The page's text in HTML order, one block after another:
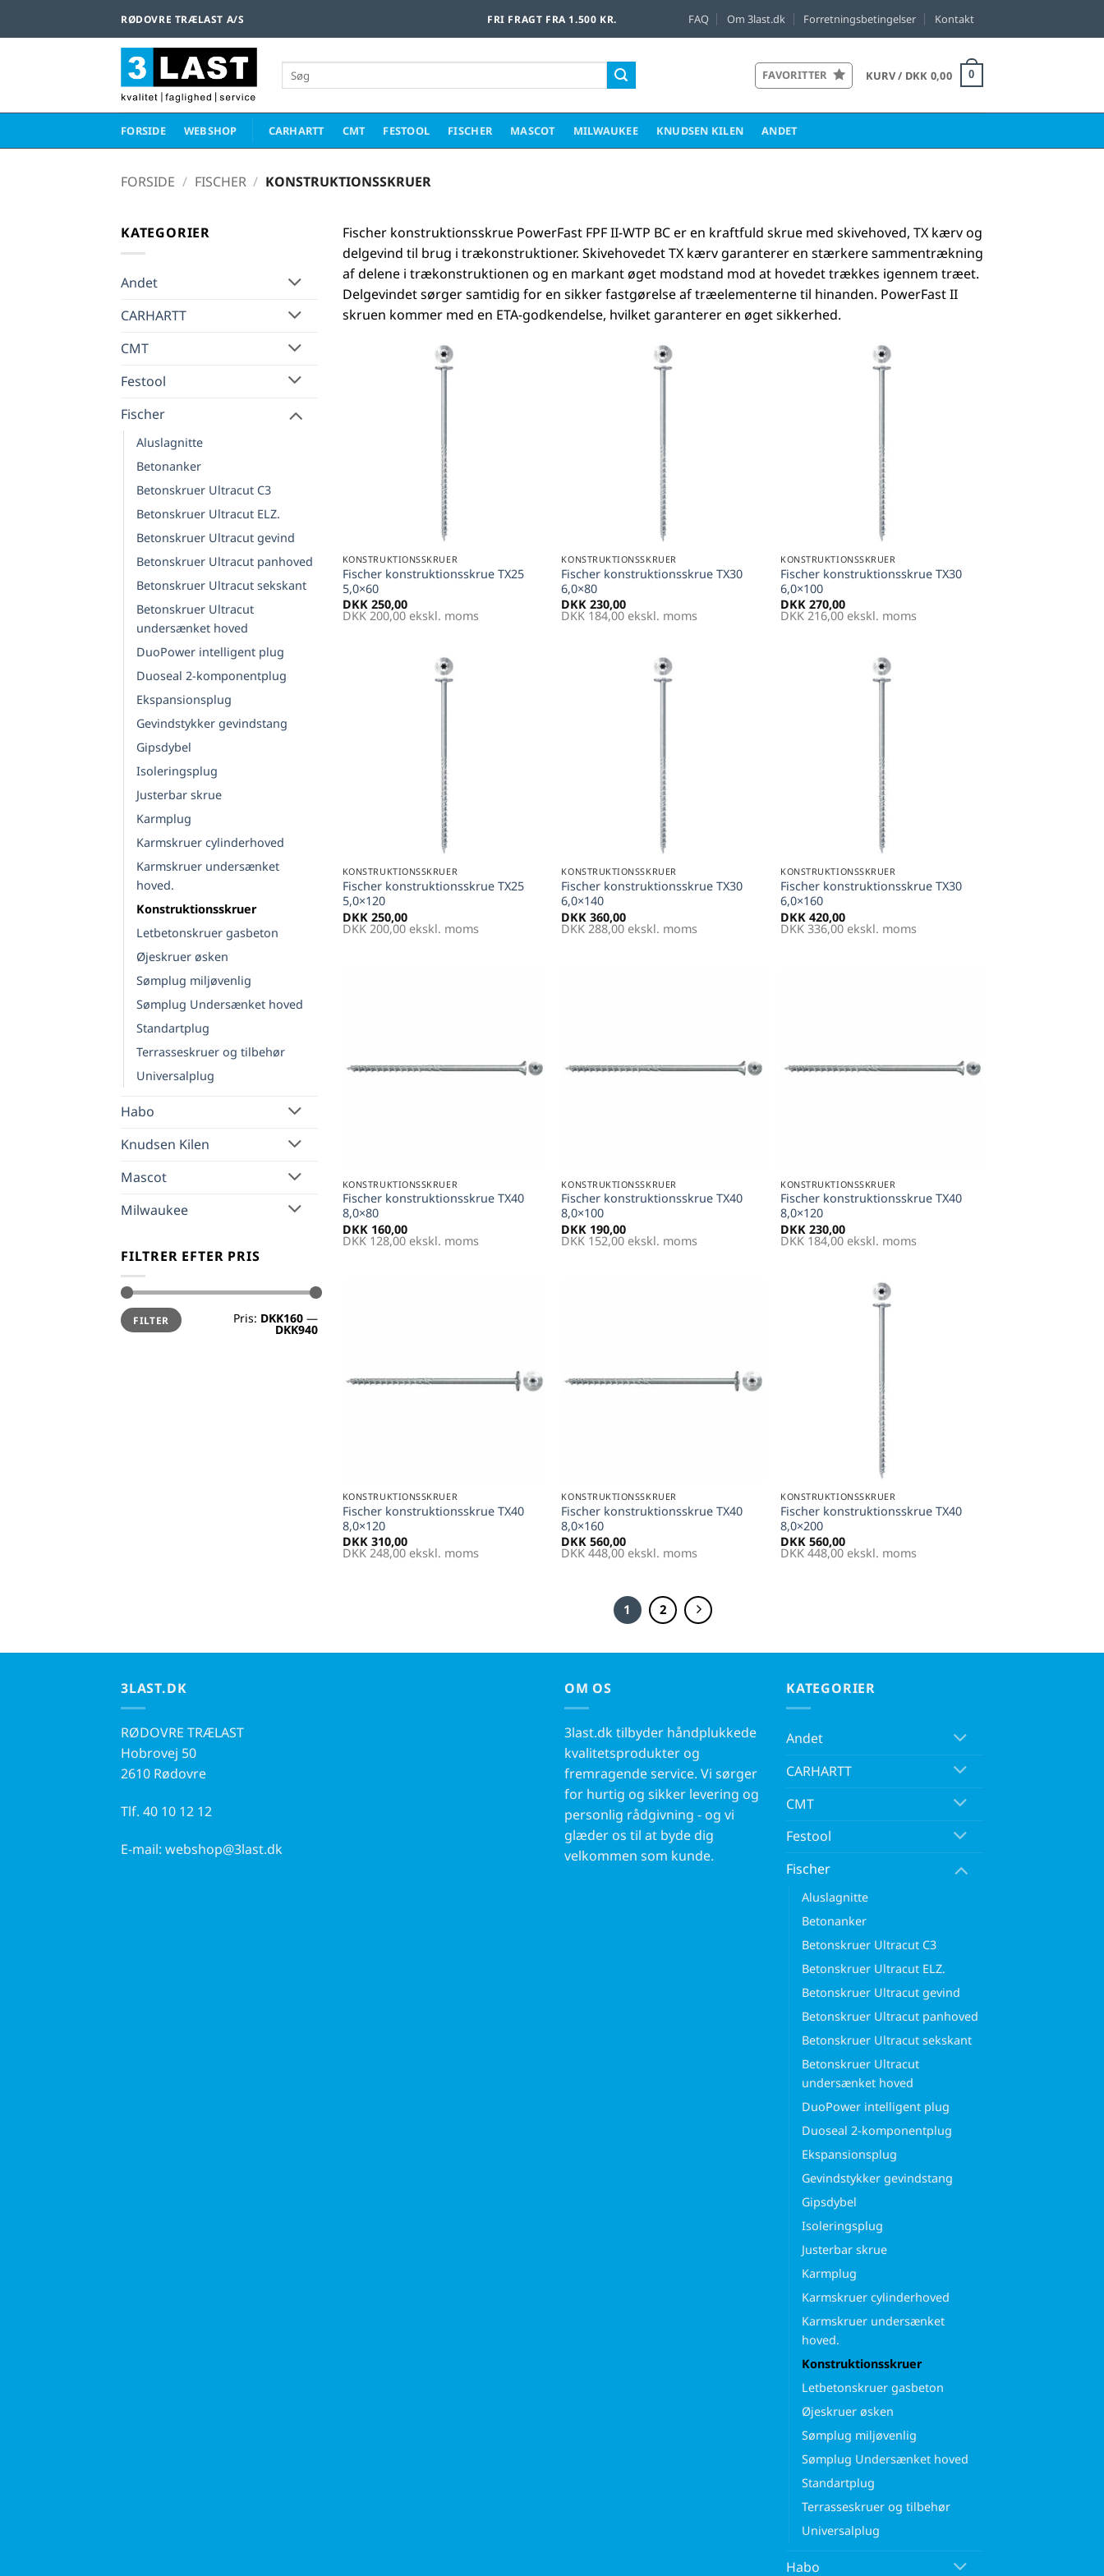
RØDOVRE TRÆLAST A/S FRI FRAGT FRA 1.500 KR. FAQ Om 3last.dk Forretningsbetingelser Kontakt
Søg
efter:
FAVORITTER KURV / DKK 0,00 0
FORSIDE WEBSHOP CARHARTT CMT FESTOOL FISCHER MASCOT MILWAUKEE KNUDSEN KILEN ANDET
FORSIDE / FISCHER / KONSTRUKTIONSSKRUER
KATEGORIER
Andet
CARHARTT
CMT
Festool
Fischer
Aluslagnitte
Betonanker
Betonskruer Ultracut C3
Betonskruer Ultracut ELZ.
Betonskruer Ultracut gevind
Betonskruer Ultracut panhoved
Betonskruer Ultracut sekskant
Betonskruer Ultracut
undersænket hoved
DuoPower intelligent plug
Duoseal 2-komponentplug
Ekspansionsplug
Gevindstykker gevindstang
Gipsdybel
Isoleringsplug
Justerbar skrue
Karmplug
Karmskruer cylinderhoved
Karmskruer undersænket
hoved.
Konstruktionsskruer
Letbetonskruer gasbeton
Øjeskruer øsken
Sømplug miljøvenlig
Sømplug Undersænket hoved
Standartplug
Terrasseskruer og tilbehør
Universalplug
Habo
Knudsen Kilen
Mascot
Milwaukee
FILTRER EFTER PRIS
Mindste
pris
Højeste
prisFILTER Pris: DKK160 —
DKK940
Fischer konstruktionsskrue PowerFast FPF II-WTP BC er en kraftfuld skrue med skivehoved, TX kærv og
delgevind til brug i trækonstruktioner. Skivehovedet TX kærv garanterer en stærkere sammentrækning
af delene i trækonstruktionen og en markant øget modstand mod at hovedet trækkes igennem træet.
Delgevindet sørger samtidig for en sikker fastgørelse af træelementerne til hinanden. PowerFast II
skruen kommer med en ETA-godkendelse, hvilket garanterer en øget sikkerhed.
KONSTRUKTIONSSKRUER
Fischer konstruktionsskrue TX25
5,0×60
DKK 250,00
DKK 200,00ekskl. moms
KONSTRUKTIONSSKRUER
Fischer konstruktionsskrue TX30
6,0×80
DKK 230,00
DKK 184,00 ekskl. moms
KONSTRUKTIONSSKRUER
Fischer konstruktionsskrue TX30
6,0×100
DKK 270,00
DKK 216,00 ekskl. moms
KONSTRUKTIONSSKRUER
Fischer konstruktionsskrue TX25
5,0×120
DKK 250,00
DKK 200,00ekskl. moms
KONSTRUKTIONSSKRUER
Fischer konstruktionsskrue TX30
6,0×140
DKK 360,00
DKK 288,00 ekskl. moms
KONSTRUKTIONSSKRUER
Fischer konstruktionsskrue TX30
6,0×160
DKK 420,00
DKK 336,00 ekskl. moms
KONSTRUKTIONSSKRUER
Fischer konstruktionsskrue TX40
8,0×80
DKK 160,00
DKK 128,00ekskl. moms
KONSTRUKTIONSSKRUER
Fischer konstruktionsskrue TX40
8,0×100
DKK 190,00
DKK 152,00 ekskl. moms
KONSTRUKTIONSSKRUER
Fischer konstruktionsskrue TX40
8,0×120
DKK 230,00
DKK 184,00 ekskl. moms
KONSTRUKTIONSSKRUER
Fischer konstruktionsskrue TX40
8,0×120
DKK 310,00
DKK 248,00ekskl. moms
KONSTRUKTIONSSKRUER
Fischer konstruktionsskrue TX40
8,0×160
DKK 560,00
DKK 448,00 ekskl. moms
KONSTRUKTIONSSKRUER
Fischer konstruktionsskrue TX40
8,0×200
DKK 560,00
DKK 448,00 ekskl. moms
1 2
3LAST.DK
RØDOVRE TRÆLAST
Hobrovej 50
2610 Rødovre
Tlf. 40 10 12 12
E-mail: webshop@3last.dk
OM OS
3last.dk tilbyder håndplukkede
kvalitetsprodukter og
fremragende service. Vi sørger
for hurtig og sikker levering og
personlig rådgivning - og vi
glæder os til at byde dig
velkommen som kunde.
KATEGORIER
Andet
CARHARTT
CMT
Festool
Fischer
Aluslagnitte
Betonanker
Betonskruer Ultracut C3
Betonskruer Ultracut ELZ.
Betonskruer Ultracut gevind
Betonskruer Ultracut panhoved
Betonskruer Ultracut sekskant
Betonskruer Ultracut
undersænket hoved
DuoPower intelligent plug
Duoseal 2-komponentplug
Ekspansionsplug
Gevindstykker gevindstang
Gipsdybel
Isoleringsplug
Justerbar skrue
Karmplug
Karmskruer cylinderhoved
Karmskruer undersænket
hoved.
Konstruktionsskruer
Letbetonskruer gasbeton
Øjeskruer øsken
Sømplug miljøvenlig
Sømplug Undersænket hoved
Standartplug
Terrasseskruer og tilbehør
Universalplug
Habo